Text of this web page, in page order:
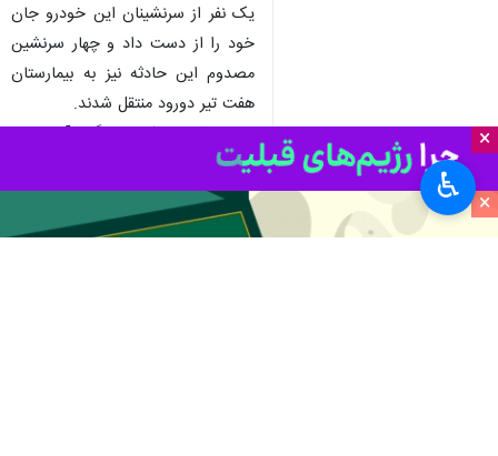
×
×
یک نفر از سرنشینان این خودرو جان
خود را از دست داد و چهار سرنشین
مصدوم این حادثه نیز به بیمارستان
هفت تیر دورود منتقل شدند.
غیبی افزود: یک دستگاه آمبولانس
اورژانس و یک دستگاه آمبولانس هلال
احمر برای این حادثه اعزام شدند.
مرکز شهرستان دورود در فاصله حدود
♿︎